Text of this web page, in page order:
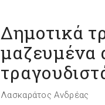
Δημοτικά
μαζευμένα
Λασκαράτος Ανδρέας